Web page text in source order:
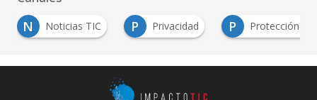
TIC P Privacidad P Protección de Datos